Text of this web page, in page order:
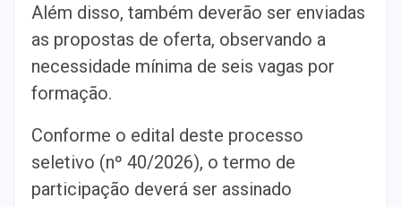
Além disso, também deverão ser enviadas
as propostas de oferta, observando a
necessidade mínima de seis vagas por
formação.
Conforme o edital deste processo
seletivo (nº 40/2026), o termo de
participação deverá ser assinado